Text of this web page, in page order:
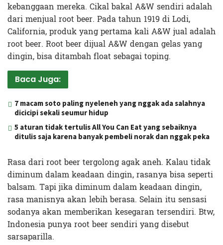
kebanggaan mereka. Cikal bakal A&W sendiri adalah
dari menjual root beer. Pada tahun 1919 di Lodi,
California, produk yang pertama kali A&W jual adalah
root beer. Root beer dijual A&W dengan gelas yang
dingin, bisa ditambah float sebagai toping.
Baca Juga:
7 macam soto paling nyeleneh yang nggak ada salahnya
dicicipi sekali seumur hidup
5 aturan tidak tertulis All You Can Eat yang sebaiknya
ditulis saja karena banyak pembeli norak dan nggak peka
Rasa dari root beer tergolong agak aneh. Kalau tidak
diminum dalam keadaan dingin, rasanya bisa seperti
balsam. Tapi jika diminum dalam keadaan dingin,
rasa manisnya akan lebih berasa. Selain itu sensasi
sodanya akan memberikan kesegaran tersendiri. Btw,
Indonesia punya root beer sendiri yang disebut
sarsaparilla.